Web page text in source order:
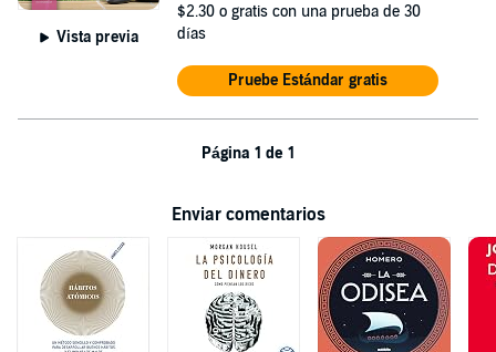
Vista previa
$2.30 o gratis con una prueba de 30
días
Pruebe Estándar gratis
Página 1 de 1
Enviar comentarios